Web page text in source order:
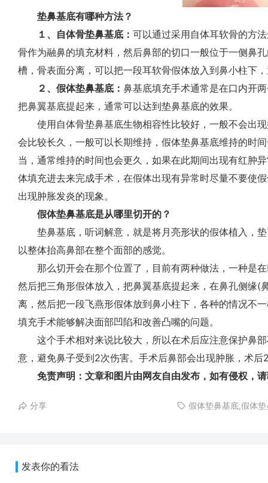
垫鼻基底有哪种方法？
１、自体骨垫鼻基底： 可以通过采用自体耳软骨的方
骨作为融鼻的填充材料，然后鼻部的切口一般位于一侧鼻
槽，骨表面分离，可以把一段耳软骨假体放入到鼻小柱下
２、假体垫鼻基底： 鼻基底填充手术通常是在口内开
把鼻翼基底提起来，通常可以达到垫鼻基底的效果。
使用自体骨垫鼻基底生物相容性比较好，一般不会出现
会比较长久，一般可以长期维持，假体垫鼻基底维持的时
当，通常维持的时间也会更久，如果在此期间出现有红肿
体填充进去来完成手术，在假体出现有异常时尽量不要使
出现肿胀发炎的现象。
假体垫鼻基底是从哪里切开的？
垫鼻基底，听词解意，就是将月亮形状的假体植入，垫
以整体抬高鼻部在整个面部的感觉。
那么切开会在那个位置了，目前有两种做法，一种是在
然后把三角形假体放入，把鼻翼基底提起来，在鼻孔侧缘(
离，然后把一段飞燕形假体放到鼻小柱下，各种的情况不
填充手术能够解决面部凹陷和改善凸嘴的问题。
这个手术相对来说比较大，所以在术后应注意保护鼻部
意，避免鼻子受到2次伤害。手术后鼻部会出现肿胀，术
免责声明：文章和图片由网友自由发布，如有侵权，
分享 假体垫鼻基底,假体
发表你的看法